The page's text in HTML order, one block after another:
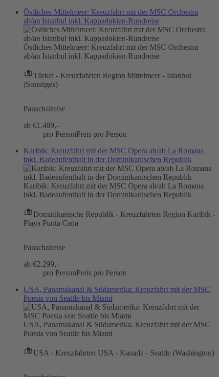
Östliches Mittelmeer: Kreuzfahrt mit der MSC Orchestra
ab/an Istanbul inkl. Kappadokien-Rundreise
Östliches Mittelmeer: Kreuzfahrt mit der MSC Orchestra
ab/an Istanbul inkl. Kappadokien-Rundreise
Türkei - Kreuzfahrten Region Mittelmeer - Istanbul
(Sonstiges)
Pauschalreise
ab €1.489,-
pro PersonPreis pro Person
Karibik: Kreuzfahrt mit der MSC Opera ab/ab La Romana
inkl. Badeaufenthalt in der Dominikanischen Republik
Karibik: Kreuzfahrt mit der MSC Opera ab/ab La Romana
inkl. Badeaufenthalt in der Dominikanischen Republik
Dominikanische Republik - Kreuzfahrten Region Karibik -
Playa Punta Cana
Pauschalreise
ab €2.299,-
pro PersonPreis pro Person
USA, Panamakanal & Südamerika: Kreuzfahrt mit der MSC
Poesia von Seattle bis Miami
USA, Panamakanal & Südamerika: Kreuzfahrt mit der MSC
Poesia von Seattle bis Miami
USA - Kreuzfahrten USA - Kanada - Seattle (Washington)